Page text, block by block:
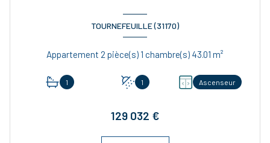
TOURNEFEUILLE (31170)
Appartement 2 pièce(s) 1 chambre(s) 43.01 m²
1 1 Ascenseur
129 032 €